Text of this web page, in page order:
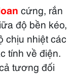
cứng, rắn
độ bền kéo,
chịu nhiệt các
tính về điện.
tương đối